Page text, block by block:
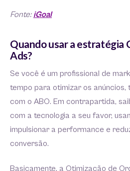
Fonte: iGoal
Quando usar a estratégia
Ads?
Se você é um profissional de
tempo para otimizar os anúncios,
com o ABO. Em contrapartida,
com a tecnologia a seu favor,
impulsionar a performance e
conversão.
Basicamente, a Otimização de